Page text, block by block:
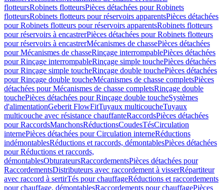
flotteursRobinets flotteursPièces détachées pour Robinets
flotteursRobinets flotteurs pour réservoirs apparentsPièces détachées
pour Robinets flotteurs pour réservoirs apparentsRobinets flotteurs
pour réservoirs à encastrerPièces détachées pour Robinets flotteurs
pour réservoirs à encastrerMécanismes de chassePièces détachées
pour Mécanismes de chasseRinçage interrompablePièces détachées
pour Rinçage interrompableRinçage simple touchePièces détachées
pour Rinçage simple toucheRinçage double touchePièces détachées
pour Rinçage double toucheMécanismes de chasse completsPièces
détachées pour Mécanismes de chasse completsRinçage double
touchePièces détachées pour Rinçage double toucheSystèmes
d'alimentationGeberit FlowFitTuyaux multicoucheTuyaux
multicouche avec résistance chauffanteRaccordsPièces détachées
pour RaccordsManchonsRéductionsCoudesTésCirculation
internePièces détachées pour Circulation interneRéductions
indémontablesRéductions et raccords, démontablesPièces détachées
pour Réductions et raccords,
démontablesObturateursRaccordementsPièces détachées pour
RaccordementsDistributeurs avec raccordement à visserRépartiteur
avec raccord à sertirTés pour chauffageRéductions et raccordements
pour chauffage, démontablesRaccordements pour chauffagePièces